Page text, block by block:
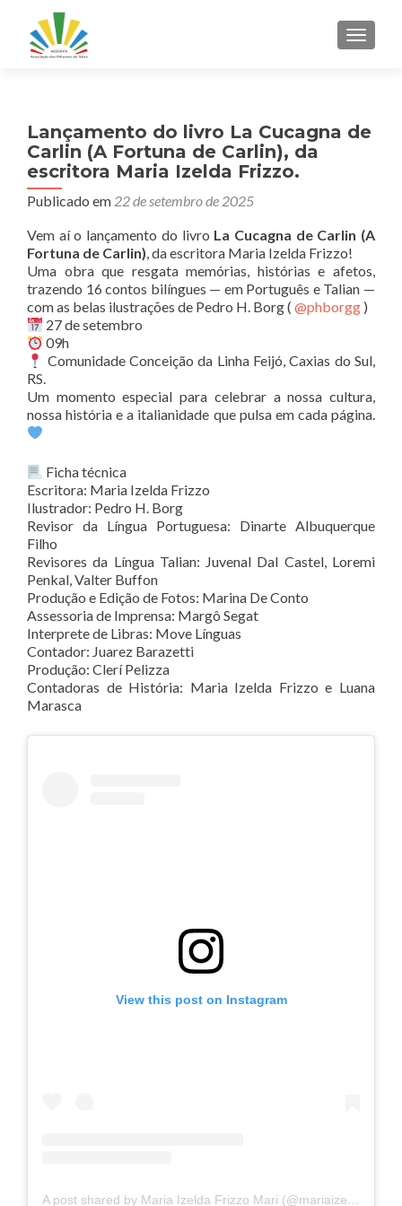
Lançamento do livro La Cucagna de
Carlin (A Fortuna de Carlin), da
escritora Maria Izelda Frizzo.
Publicado em 22 de setembro de 2025
Vem aí o lançamento do livro La Cucagna de Carlin (A
Fortuna de Carlin), da escritora Maria Izelda Frizzo!
Uma obra que resgata memórias, histórias e afetos,
trazendo 16 contos bilíngues — em Português e Talian —
com as belas ilustrações de Pedro H. Borg ( @phborgg )
27 de setembro
09h
Comunidade Conceição da Linha Feijó, Caxias do Sul,
RS.
Um momento especial para celebrar a nossa cultura,
nossa história e a italianidade que pulsa em cada página.
Ficha técnica
Escritora: Maria Izelda Frizzo
Ilustrador: Pedro H. Borg
Revisor da Língua Portuguesa: Dinarte Albuquerque
Filho
Revisores da Língua Talian: Juvenal Dal Castel, Loremi
Penkal, Valter Buffon
Produção e Edição de Fotos: Marina De Conto
Assessoria de Imprensa: Margô Segat
Interprete de Libras: Move Línguas
Contador: Juarez Barazetti
Produção: Clerí Pelizza
Contadoras de História: Maria Izelda Frizzo e Luana
Marasca
View this post on Instagram
A post shared by Maria Izelda Frizzo Mari (@mariaizeldafrizzo)